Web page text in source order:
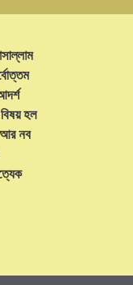
হল
আর নব